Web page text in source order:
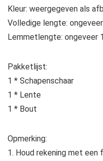
Kleur: weergegeven als
Volledige lengte:
Lemmetlengte: ongeveer
Pakketlijst:
1 * Schapenschaar
1 * Lente
1 * Bout
Opmerking:
1. Houd rekening met